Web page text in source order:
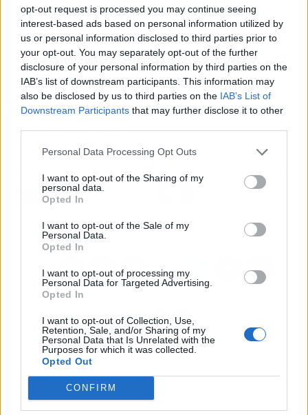
opt-out request is processed you may continue seeing
interest-based ads based on personal information utilized by
us or personal information disclosed to third parties prior to
your opt-out. You may separately opt-out of the further
disclosure of your personal information by third parties on the
IAB’s list of downstream participants. This information may
also be disclosed by us to third parties on the IAB’s List of
Downstream Participants that may further disclose it to other
Personal Data Processing Opt Outs
I want to opt-out of the Sharing of my
personal data.
Opted In
I want to opt-out of the Sale of my
Personal Data.
Opted In
I want to opt-out of processing my
Personal Data for Targeted Advertising.
Opted In
I want to opt-out of Collection, Use,
Retention, Sale, and/or Sharing of my
Personal Data that Is Unrelated with the
Purposes for which it was collected.
Opted Out
CONFIRM
podológicos que ayuden a neutralizar las
cargas y prevenir posibles lesiones.
En síntesis, la podología pediátrica desde un
enfoque preventivo representa la mejor
alternativa para asegurar un correcto desarrollo
infantil y, por ende, la oportunidad de ver
crecer adultos sanos.
Artículo anterior
Nacar Design adquiere la
compañía Item
Artículo siguiente
Impresión en SLS de la